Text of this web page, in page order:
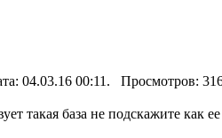
04.03.16 00:11. Просмотров:
такая база не подскажите как